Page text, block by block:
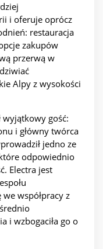
i oferuje oprócz
restauracja
zakupów
przerwą w
Alpy z wysokości
wyjątkowy gość:
i główny twórca
jedno ze
odpowiednio
Electra jest
współpracy z
i wzbogaciła go o